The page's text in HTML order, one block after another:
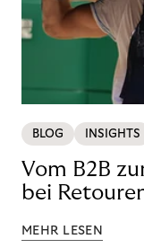
BLOG INSIGHTS
Vom B2B
bei
MEHR LESEN